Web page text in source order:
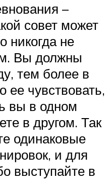
–
совет может
никогда не
Вы должны
тем более в
ее чувствовать,
вы в одном
в другом. Так
одинаковые
и для
выступайте в